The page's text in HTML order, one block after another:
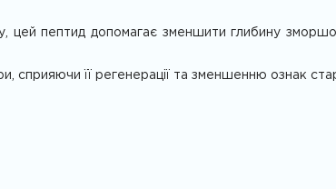
цей пептид допомагає зменшити глибину
сприяючи її регенерації та зменшенню ознак